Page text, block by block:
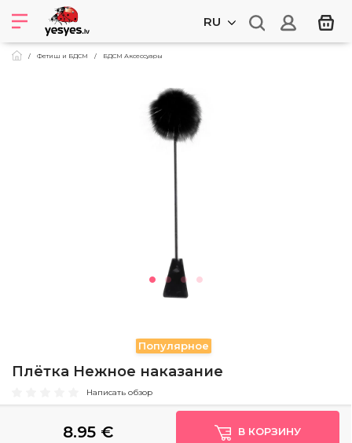
RU
Фетиш и БДСМ БДСМ Аксессуары
Популярное
Плётка Нежное наказание
Написать обзор
8.95€ В КОРЗИНУ